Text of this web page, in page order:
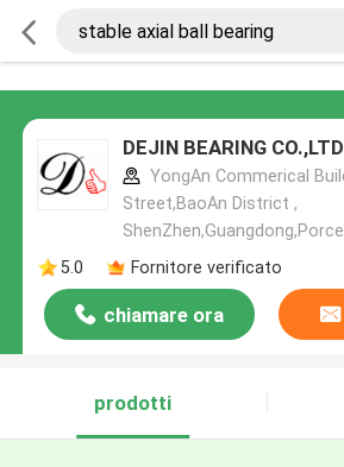
DEJIN BEARING
YongAn Commerical
Street,BaoAn District ,
5.0
Fornitore verificato
chiamare ora
prodotti